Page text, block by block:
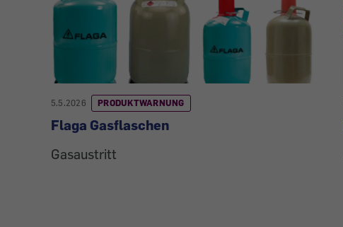
5.5.2026 PRODUKTWARNUNG
Flaga Gasflaschen
Gasaustritt